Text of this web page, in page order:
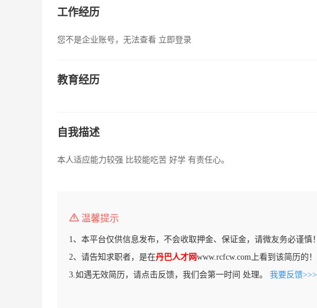
工作经历
您不是企业账号，无法查看 立即登录
教育经历
自我描述
本人适应能力较强 比较能吃苦 好学 有责任心。
温馨提示
1、本平台仅供信息发布，不会收取押金、保证金，请微友务必谨慎！
2、请告知求职者，是在丹巴人才网www.rcfcw.com上看到该简历的！
3.如遇无效简历，请点击反馈，我们会第一时间 处理。 我要反馈>>>